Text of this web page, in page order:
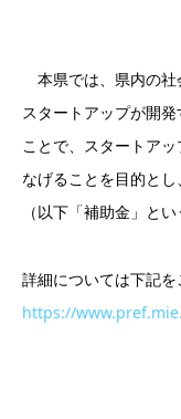
本県では、県内の社
スタートアップが開
ことで、スタートア
なげることを目的と
（以下「補助金」と
詳細については下記
https://